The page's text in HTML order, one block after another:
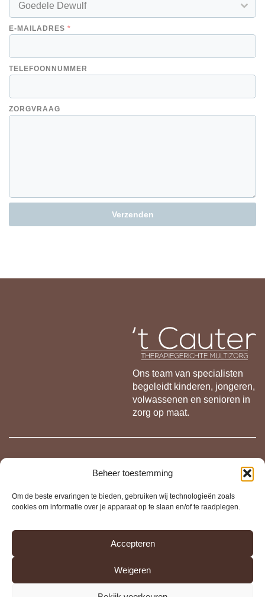
Beheer toestemming
Om de beste ervaringen te bieden, gebruiken wij technologieën zoals
cookies om informatie over je apparaat op te slaan en/of te raadplegen.
Accepteren
Weigeren
Goedele Dewulf
E-MAILADRES *
TELEFOONNUMMER
ZORGVRAAG
Verzenden
Ons team van specialisten
begeleidt kinderen, jongeren,
volwassenen en senioren in
zorg op maat.
Contact
info@tcauter.be